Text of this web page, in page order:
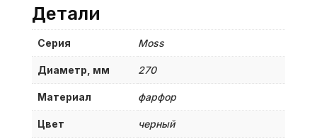
Детали
Серия Moss
Диаметр, мм 270
Материал фарфор
Цвет черный